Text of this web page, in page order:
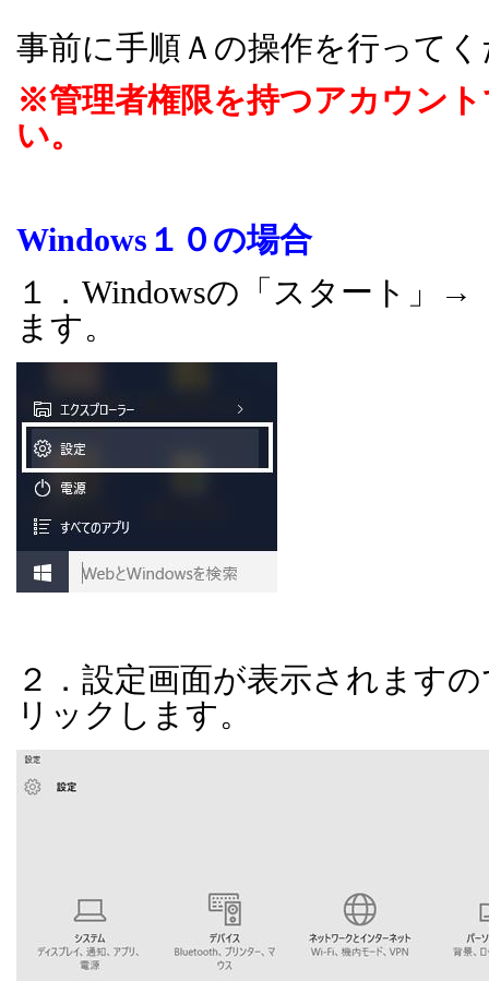
事前に手順Ａの操作を行って
※管理者権限を持つアカウン
い。
Windows １０の場合
１． Windowsの「スタート」→
ます。
２．設定画面が表示されます
リックします。